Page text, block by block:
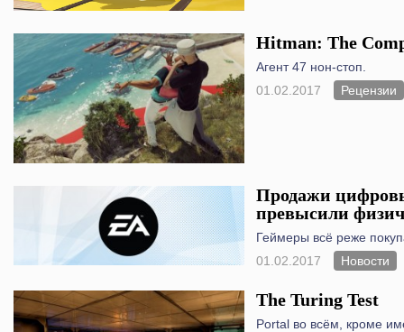
Hitman: The
Агент 47 нон-стоп.
01.02.2017
Рецензии
Продажи
превысили
Геймеры всё реже
01.02.2017
Новости
The Turing Test
Portal во всём, кроме